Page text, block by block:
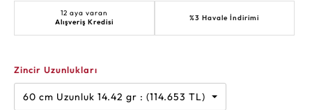
12 aya varan
Alışveriş Kredisi
%3 Havale İndirimi
Zincir Uzunlukları
60 cm Uzunluk 14.42 gr : (114.653 TL)